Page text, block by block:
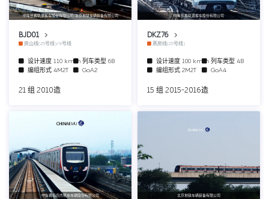
中车长春轨道客车股份有限公司/北京地铁车辆装备有限公司
BJD01
房山线(25号线)/9号线
设计速度 110 km/h列车类型 6B
编组形式 4M2T GoA2
21 组 2010造
中车长春轨道客车股份有限公司
DKZ76
燕房线(25号线)
设计速度 100 km/h列车类型 4B
编组形式 2M2T GoA4
15 组 2015-2016造
中车青岛四方机车车辆股份有限公司 北京地铁车辆装备有限公司